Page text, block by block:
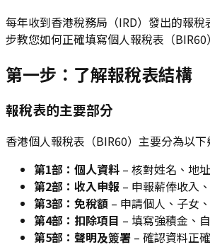
每年收到香港稅務局（IRD）發出的報
步教您如何正確填寫個人報稅表（
第一步：了解報稅表結構
報稅表的主要部分
香港個人報稅表（BIR60）主要分為以下
第1部：個人資料 – 核對姓名、地
第2部：收入申報 – 申報薪俸收入
第3部：免稅額 – 申請個人、子女
第4部：扣除項目 – 填寫強積金、
第5部：聲明及簽署 – 確認資料正